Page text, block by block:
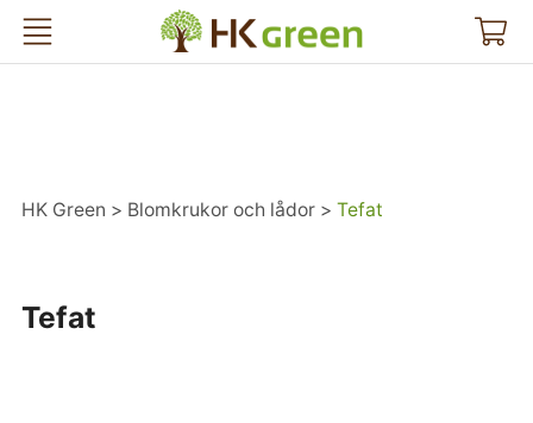
HK Green
HK Green Blomkrukor och lådor Tefat
Tefat